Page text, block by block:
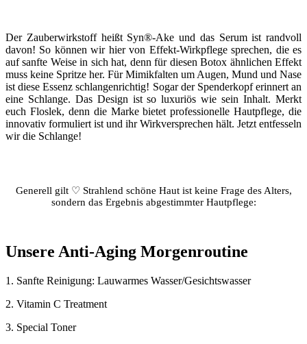
Der Zauberwirkstoff heißt Syn®-Ake und das Serum ist randvoll
davon! So können wir hier von Effekt-Wirkpflege sprechen, die es
auf sanfte Weise in sich hat, denn für diesen Botox ähnlichen Effekt
muss keine Spritze her. Für Mimikfalten um Augen, Mund und Nase
ist diese Essenz schlangenrichtig! Sogar der Spenderkopf erinnert an
eine Schlange. Das Design ist so luxuriös wie sein Inhalt. Merkt
euch Floslek, denn die Marke bietet professionelle Hautpflege, die
innovativ formuliert ist und ihr Wirkversprechen hält. Jetzt entfesseln
wir die Schlange!
Generell gilt ♡ Strahlend schöne Haut ist keine Frage des Alters,
sondern das Ergebnis abgestimmter Hautpflege:
Unsere Anti-Aging Morgenroutine
1. Sanfte Reinigung: Lauwarmes Wasser/Gesichtswasser
2. Vitamin C Treatment
3. Special Toner